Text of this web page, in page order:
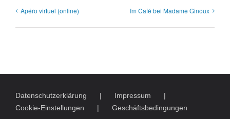
Apéro virtuel (online) Im Café bei Madame Ginoux
Datenschutzerklärung
Impressum
Cookie-Einstellungen
Geschäftsbedingungen